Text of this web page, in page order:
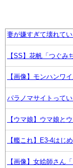
妻が嫌すぎて壊れて
【SS】花帆「つぐ
【画像】モンハンワ
パラノマサイトって
【ウマ娘】ウマ娘と
【艦これ】E3-4はじ
【画像】女絵師さん